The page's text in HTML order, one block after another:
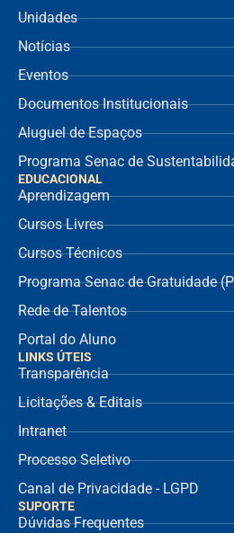
Unidades
Notícias
Eventos
Documentos Institucionais
Aluguel de Espaços
Programa Senac de
EDUCACIONAL
Aprendizagem
Cursos Livres
Cursos Técnicos
Programa Senac de Gratuidade
Rede de Talentos
Portal do Aluno
LINKS ÚTEIS
Transparência
Licitações & Editais
Intranet
Processo Seletivo
Canal de Privacidade - LGPD
SUPORTE
Dúvidas Frequentes